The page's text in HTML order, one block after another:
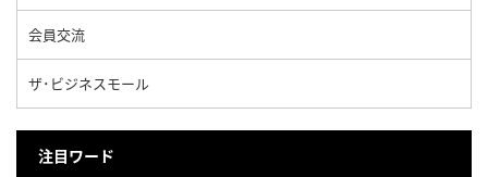
会員交流
ザ･ビジネスモール
注目ワード